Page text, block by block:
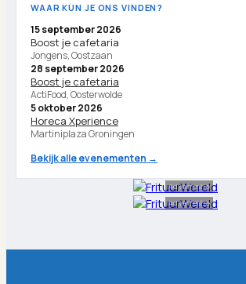
WAAR KUN JE ONS VINDEN?
15 september 2026
Boost je cafetaria
Jongens, Oostzaan
28 september 2026
Boost je cafetaria
ActiFood, Oosterwolde
5 oktober 2026
Horeca Xperience
Martiniplaza Groningen
Bekijk alle evenementen →
Advertentie
Advertentie